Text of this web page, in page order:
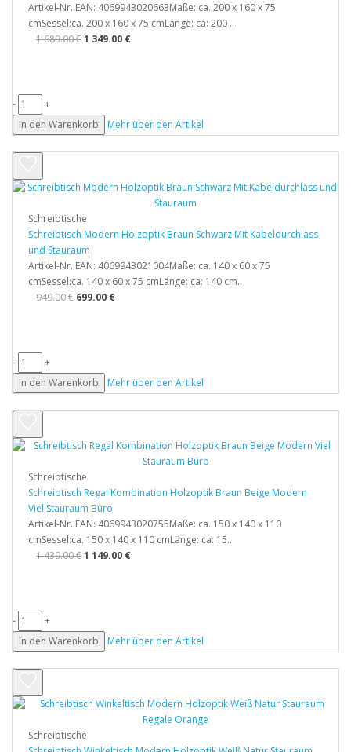
Artikel-Nr. EAN: 4069943020663Maße: ca. 200 x 160 x 75
cmSessel:ca. 200 x 160 x 75 cmLänge: ca: 200 ..
1 689.00 €1 349.00 €
-
+
In den Warenkorb
Mehr über den Artikel
Schreibtische
Schreibtisch Modern Holzoptik Braun Schwarz Mit Kabeldurchlass
und Stauraum
Artikel-Nr. EAN: 4069943021004Maße: ca. 140 x 60 x 75
cmSessel:ca. 140 x 60 x 75 cmLänge: ca: 140 cm..
949.00 € 699.00 €
-
+
In den Warenkorb
Mehr über den Artikel
Schreibtische
Schreibtisch Regal Kombination Holzoptik Braun Beige Modern
Viel Stauraum Büro
Artikel-Nr. EAN: 4069943020755Maße: ca. 150 x 140 x 110
cmSessel:ca. 150 x 140 x 110 cmLänge: ca: 15..
1 439.00 €1 149.00 €
-
+
In den Warenkorb
Mehr über den Artikel
Schreibtische